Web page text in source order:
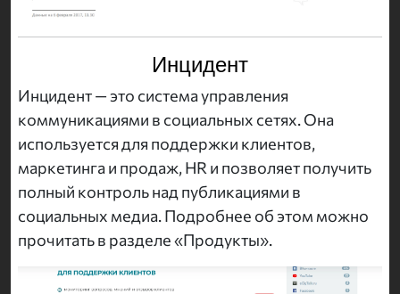
Инцидент
Инцидент — это система управления
коммуникациями в социальных сетях. Она
используется для поддержки клиентов,
маркетинга и продаж, HR и позволяет получить
полный контроль над публикациями в
социальных медиа. Подробнее об этом можно
прочитать в разделе «Продукты».